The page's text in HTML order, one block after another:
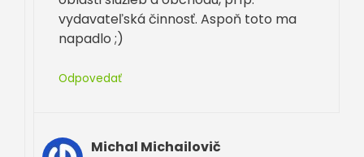
vydavateľská činnosť. Aspoň toto ma
napadlo ;)
Odpovedať
Michal Michailovič